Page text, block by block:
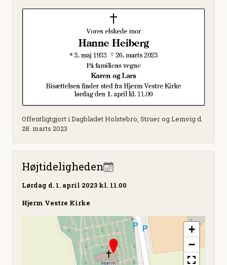
Offentligtgjort i Dagbladet Holstebro, Struer og Lemvig d.
28. marts 2023
Højtideligheden
Lørdag d. 1. april 2023 kl. 11.00
Hjerm Vestre Kirke
+
−